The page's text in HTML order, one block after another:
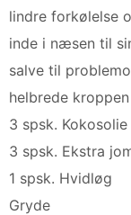
lindre forkølelse
inde i næsen til
salve til
helbrede
3 spsk. Kokosolie
3 spsk. Ekstra
1 spsk. Hvidløg
Gryde